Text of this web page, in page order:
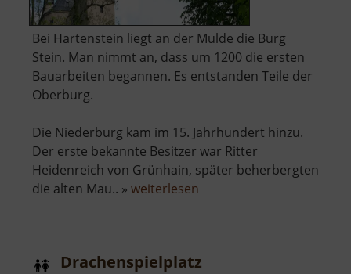
Bei Hartenstein liegt an der Mulde die Burg
Stein. Man nimmt an, dass um 1200 die ersten
Bauarbeiten begannen. Es entstanden Teile der
Oberburg.
Die Niederburg kam im 15. Jahrhundert hinzu.
Der erste bekannte Besitzer war Ritter
Heidenreich von Grünhain, später beherbergten
die alten Mau.. » weiterlesen
Drachenspielplatz